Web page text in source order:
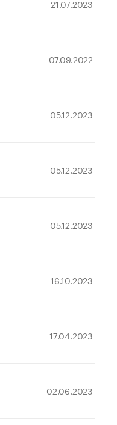
21.07.2023
07.09.2022
05.12.2023
05.12.2023
05.12.2023
16.10.2023
17.04.2023
02.06.2023